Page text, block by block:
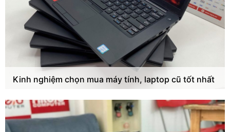
Kinh nghiệm chọn mua máy tính, laptop cũ tốt nhất